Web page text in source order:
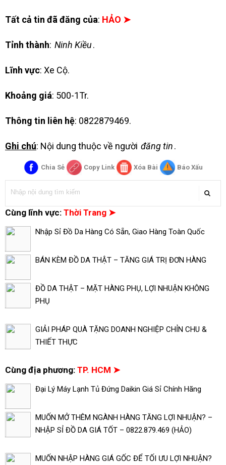
Tất cả tin đã đăng của: HẢO ➤
Tỉnh thành: Ninh Kiều.
Lĩnh vực: Xe Cộ.
Khoảng giá: 500-1Tr.
Thông tin liên hệ: 0822879469.
Ghi chú: Nội dung thuộc về người đăng tin.
Chia Sẻ Copy Link Xóa Bài Báo Xấu
Cùng lĩnh vực: Thời Trang ➤
Nhập Sỉ Đồ Da Hàng Có Sẵn, Giao Hàng Toàn Quốc
BÁN KÈM ĐỒ DA THẬT – TĂNG GIÁ TRỊ ĐƠN HÀNG
ĐỒ DA THẬT – MẶT HÀNG PHỤ, LỢI NHUẬN KHÔNG
PHỤ
GIẢI PHÁP QUÀ TẶNG DOANH NGHIỆP CHỈN CHU &
THIẾT THỰC
Cùng địa phương: TP. HCM ➤
Đại Lý Máy Lạnh Tủ Đứng Daikin Giá Sỉ Chính Hãng
MUỐN MỞ THÊM NGÀNH HÀNG TĂNG LỢI NHUẬN? –
NHẬP SỈ ĐỒ DA GIÁ TỐT – 0822.879.469 (HẢO)
MUỐN NHẬP HÀNG GIÁ GỐC ĐỂ TỐI ƯU LỢI NHUẬN?